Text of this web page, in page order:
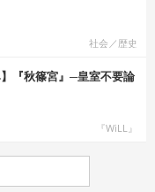
社会／歴史
『秋篠宮』─皇室不要論
『WiLL』